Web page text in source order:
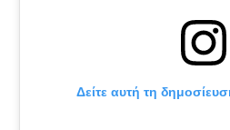
Δείτε αυτή τη